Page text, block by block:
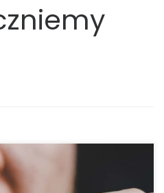
Co warto wiedzieć zanim